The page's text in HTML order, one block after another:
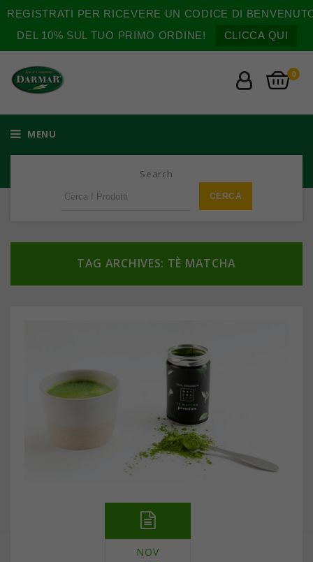
REGISTRATI PER RICEVERE UN CODICE DI
DEL 10% SUL TUO PRIMO ORDINE!
CLICCA QUI
0
MENU
Search
TAG ARCHIVES: TÈ MATCHA
NOV